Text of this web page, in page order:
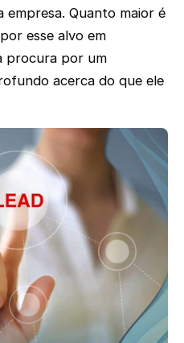
empresa. Quanto maior é
esse alvo em
procura por um
acerca do que ele